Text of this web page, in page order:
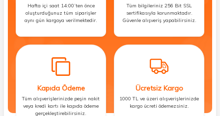
Hafta içi saat 14:00’ten önce
oluşturduğunuz tüm siparişler
aynı gün kargoya verilmektedir.
Tüm bilgileriniz 256 Bit SSL
sertifikasıyla korunmaktadır.
Güvenle alışveriş yapabilirsiniz.
Kapıda Ödeme
Tüm alışverişlerinizde peşin nakit
veya kredi kartı ile kapıda ödeme
gerçekleştirebilirsiniz.
Ücretsiz Kargo
1000 TL ve üzeri alışverişlerinizde
kargo ücreti ödemezsiniz.